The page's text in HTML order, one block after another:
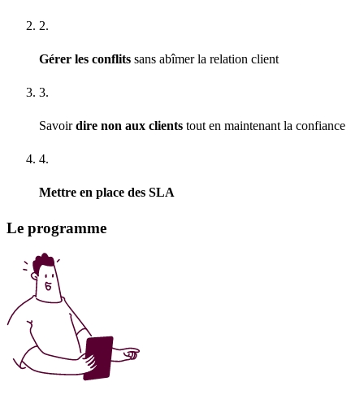
2.
Gérer les conflits sans abîmer la relation client
3.
Savoirdire non aux clients tout en maintenant la confiance
4.
Mettre en place des SLA
Le programme